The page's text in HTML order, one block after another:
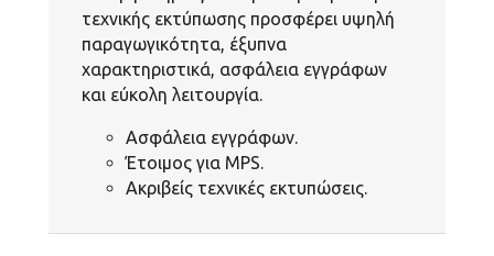
τεχνικής εκτύπωσης προσφέρει υψηλή
παραγωγικότητα, έξυπνα
χαρακτηριστικά, ασφάλεια εγγράφων
και εύκολη λειτουργία.
Ασφάλεια εγγράφων.
Έτοιμος για MPS.
Ακριβείς τεχνικές εκτυπώσεις.